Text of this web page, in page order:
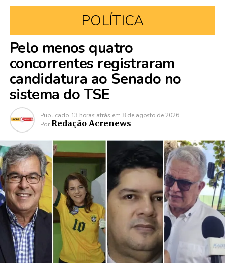
POLÍTICA
Pelo menos quatro
concorrentes registraram
candidatura ao Senado no
sistema do TSE
Publicado 13 horas atrás em 8 de agosto de 2026
Por Redação Acrenews